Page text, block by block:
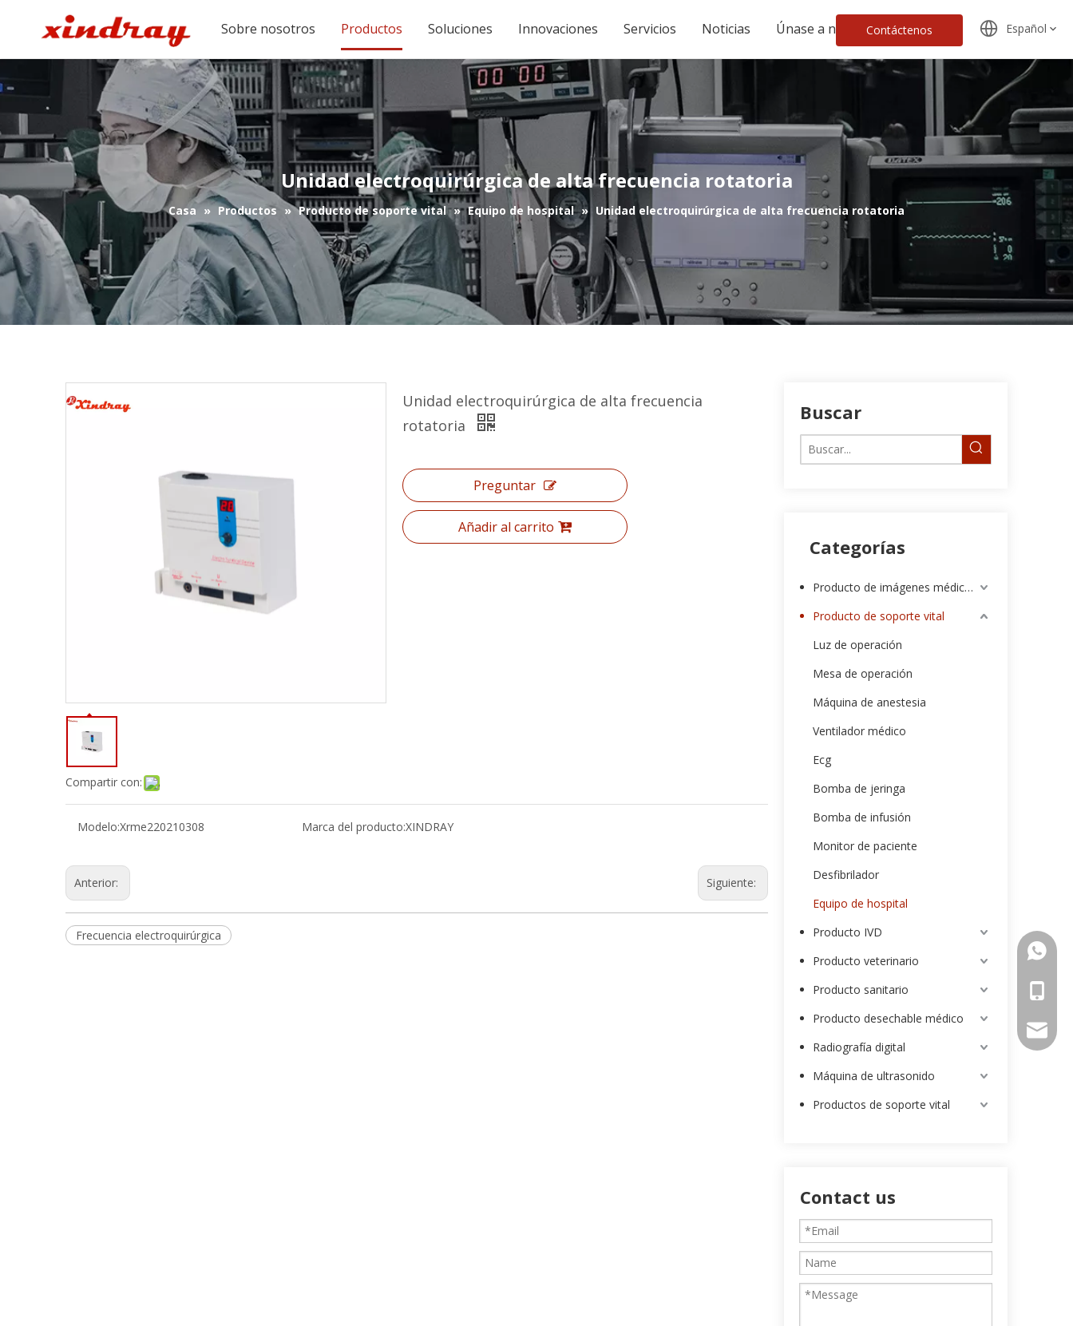
Sobre nosotros Productos Soluciones Innovaciones Servicios Noticias Únase a nosotrosContáctenos Español
Unidad electroquirúrgica de alta frecuencia rotatoria
Casa » Productos » Producto de soporte vital » Equipo de hospital » Unidad electroquirúrgica de alta frecuencia rotatoria
Compartir con:
Unidad electroquirúrgica de alta frecuencia
rotatoria
Preguntar
Añadir al carrito
Modelo:Xrme220210308 Marca del producto:XINDRAY
Anterior: Siguiente:
Frecuencia electroquirúrgica
Buscar
Categorías
Producto de imágenes médicas
Producto de soporte vital
Luz de operación
Mesa de operación
Máquina de anestesia
Ventilador médico
Ecg
Bomba de jeringa
Bomba de infusión
Monitor de paciente
Desfibrilador
Equipo de hospital
Producto IVD
Producto veterinario
Producto sanitario
Producto desechable médico
Radiografía digital
Máquina de ultrasonido
Productos de soporte vital
Contact us
00852-
intl-